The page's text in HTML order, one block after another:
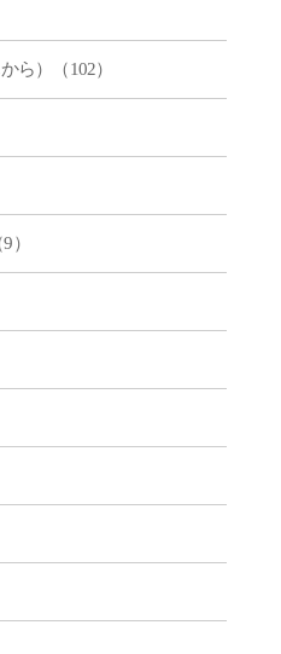
ら）（102）
）